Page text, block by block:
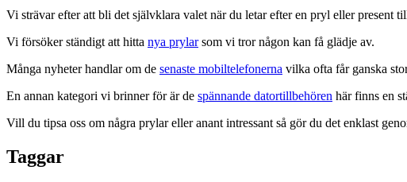
Vi strävar efter att bli det självklara valet när du letar efter en pryl eller present
Vi försöker ständigt att hitta nya prylarsom vi tror någon kan få glädje av.
Många nyheter handlar om de senaste mobiltelefonerna vilka ofta får ganska
En annan kategori vi brinner för är de spännande datortillbehören här finns en
Vill du tipsa oss om några prylar eller anant intressant så gör du det enklast
Taggar